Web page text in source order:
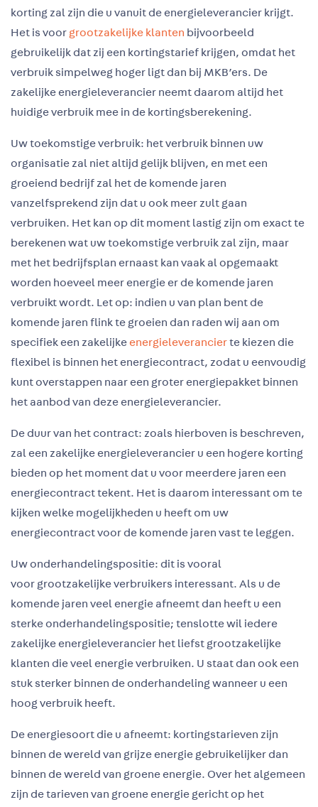
korting zal zijn die u vanuit de energieleverancier krijgt.
Het is voor grootzakelijke klanten bijvoorbeeld
gebruikelijk dat zij een kortingstarief krijgen, omdat het
verbruik simpelweg hoger ligt dan bij MKB’ers. De
zakelijke energieleverancier neemt daarom altijd het
huidige verbruik mee in de kortingsberekening.
Uw toekomstige verbruik: het verbruik binnen uw
organisatie zal niet altijd gelijk blijven, en met een
groeiend bedrijf zal het de komende jaren
vanzelfsprekend zijn dat u ook meer zult gaan
verbruiken. Het kan op dit moment lastig zijn om exact te
berekenen wat uw toekomstige verbruik zal zijn, maar
met het bedrijfsplan ernaast kan vaak al opgemaakt
worden hoeveel meer energie er de komende jaren
verbruikt wordt. Let op: indien u van plan bent de
komende jaren flink te groeien dan raden wij aan om
specifiek een zakelijkeenergieleverancierte kiezen die
flexibel is binnen het energiecontract, zodat u eenvoudig
kunt overstappen naar een groter energiepakket binnen
het aanbod van deze energieleverancier.
De duur van het contract: zoals hierboven is beschreven,
zal een zakelijke energieleverancier u een hogere korting
bieden op het moment dat u voor meerdere jaren een
energiecontract tekent. Het is daarom interessant om te
kijken welke mogelijkheden u heeft om uw
energiecontract voor de komende jaren vast te leggen.
Uw onderhandelingspositie: dit is vooral
voor grootzakelijke verbruikers interessant. Als u de
komende jaren veel energie afneemt dan heeft u een
sterke onderhandelingspositie; tenslotte wil iedere
zakelijke energieleverancier het liefst grootzakelijke
klanten die veel energie verbruiken. U staat dan ook een
stuk sterker binnen de onderhandeling wanneer u een
hoog verbruik heeft.
De energiesoort die u afneemt: kortingstarieven zijn
binnen de wereld van grijze energie gebruikelijker dan
binnen de wereld van groene energie. Over het algemeen
zijn de tarieven van groene energie gericht op het